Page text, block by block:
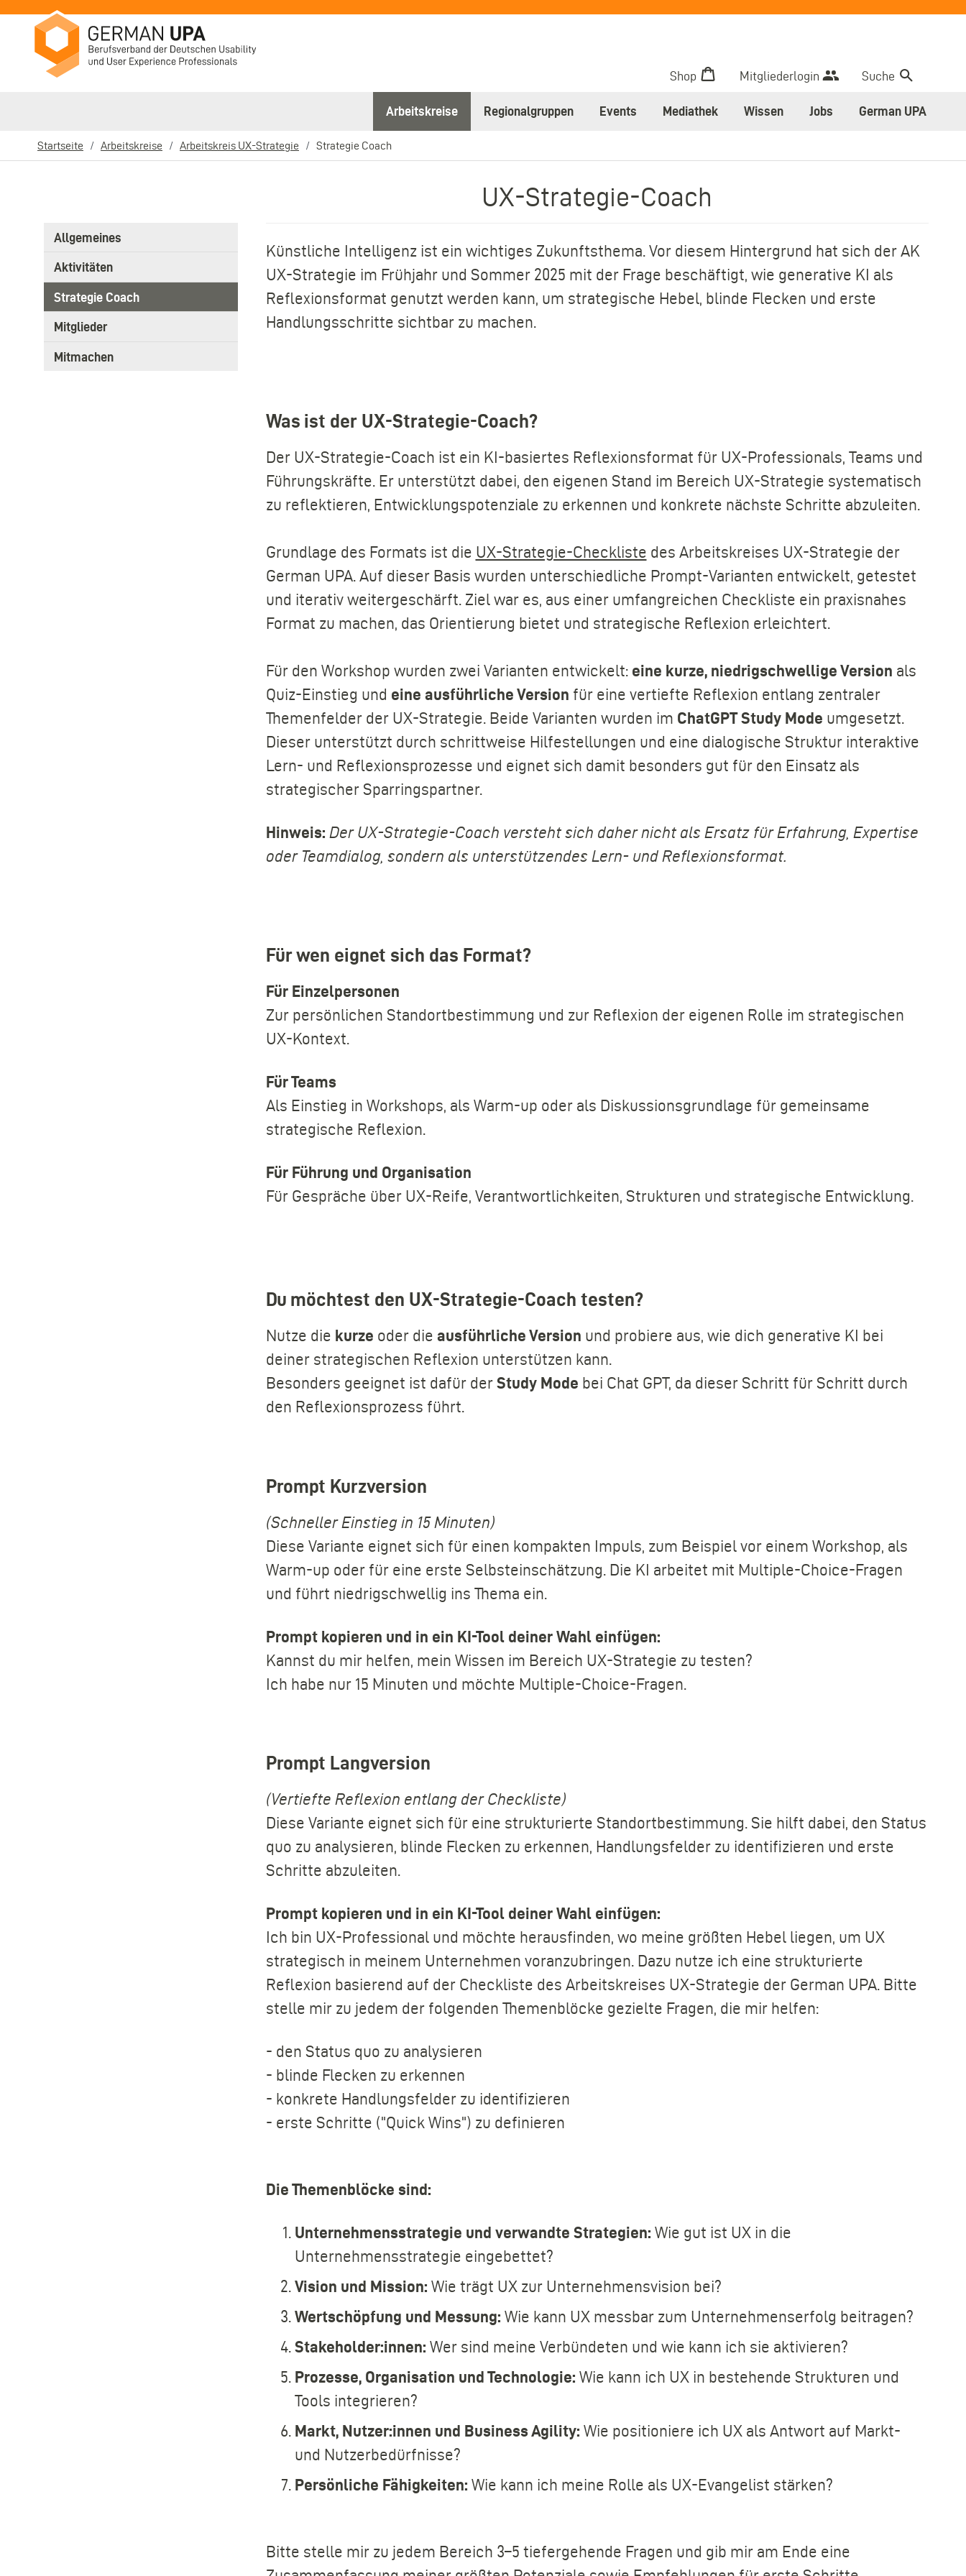
Shop Mitgliederlogin Suche
Arbeitskreise Regionalgruppen Events Mediathek Wissen Jobs German UPA
Startseite Arbeitskreise Arbeitskreis UX-Strategie Strategie Coach
Level
Main
navigation
Allgemeines
Aktivitäten
Strategie Coach
Mitglieder
Mitmachen
UX-Strategie-Coach
Künstliche Intelligenz ist ein wichtiges Zukunftsthema. Vor diesem Hintergrund hat sich der AK
UX-Strategie im Frühjahr und Sommer 2025 mit der Frage beschäftigt, wie generative KI als
Reflexionsformat genutzt werden kann, um strategische Hebel, blinde Flecken und erste
Handlungsschritte sichtbar zu machen.
Was ist der UX-Strategie-Coach?
Der UX-Strategie-Coach ist ein KI-basiertes Reflexionsformat für UX-Professionals, Teams und
Führungskräfte. Er unterstützt dabei, den eigenen Stand im Bereich UX-Strategie systematisch
zu reflektieren, Entwicklungspotenziale zu erkennen und konkrete nächste Schritte abzuleiten.
Grundlage des Formats ist die UX-Strategie-Checkliste des Arbeitskreises UX-Strategie der
German UPA. Auf dieser Basis wurden unterschiedliche Prompt-Varianten entwickelt, getestet
und iterativ weitergeschärft. Ziel war es, aus einer umfangreichen Checkliste ein praxisnahes
Format zu machen, das Orientierung bietet und strategische Reflexion erleichtert.
Für den Workshop wurden zwei Varianten entwickelt: eine kurze, niedrigschwellige Version als
Quiz-Einstieg und eine ausführliche Version für eine vertiefte Reflexion entlang zentraler
Themenfelder der UX-Strategie. Beide Varianten wurden im ChatGPT Study Mode umgesetzt.
Dieser unterstützt durch schrittweise Hilfestellungen und eine dialogische Struktur interaktive
Lern- und Reflexionsprozesse und eignet sich damit besonders gut für den Einsatz als
strategischer Sparringspartner.
Hinweis: Der UX-Strategie-Coach versteht sich daher nicht als Ersatz für Erfahrung, Expertise
oder Teamdialog, sondern als unterstützendes Lern- und Reflexionsformat.
Für wen eignet sich das Format?
Für Einzelpersonen
Zur persönlichen Standortbestimmung und zur Reflexion der eigenen Rolle im strategischen
UX-Kontext.
Für Teams
Als Einstieg in Workshops, als Warm-up oder als Diskussionsgrundlage für gemeinsame
strategische Reflexion.
Für Führung und Organisation
Für Gespräche über UX-Reife, Verantwortlichkeiten, Strukturen und strategische Entwicklung.
Du möchtest den UX-Strategie-Coach testen?
Nutze die kurze oder die ausführliche Version und probiere aus, wie dich generative KI bei
deiner strategischen Reflexion unterstützen kann.
Besonders geeignet ist dafür der Study Mode bei Chat GPT, da dieser Schritt für Schritt durch
den Reflexionsprozess führt.
Prompt Kurzversion
(Schneller Einstieg in 15 Minuten)
Diese Variante eignet sich für einen kompakten Impuls, zum Beispiel vor einem Workshop, als
Warm-up oder für eine erste Selbsteinschätzung. Die KI arbeitet mit Multiple-Choice-Fragen
und führt niedrigschwellig ins Thema ein.
Prompt kopieren und in ein KI-Tool deiner Wahl einfügen:
Kannst du mir helfen, mein Wissen im Bereich UX-Strategie zu testen?
Ich habe nur 15 Minuten und möchte Multiple-Choice-Fragen.
Prompt Langversion
(Vertiefte Reflexion entlang der Checkliste)
Diese Variante eignet sich für eine strukturierte Standortbestimmung. Sie hilft dabei, den Status
quo zu analysieren, blinde Flecken zu erkennen, Handlungsfelder zu identifizieren und erste
Schritte abzuleiten.
Prompt kopieren und in ein KI-Tool deiner Wahl einfügen:
Ich bin UX-Professional und möchte herausfinden, wo meine größten Hebel liegen, um UX
strategisch in meinem Unternehmen voranzubringen. Dazu nutze ich eine strukturierte
Reflexion basierend auf der Checkliste des Arbeitskreises UX-Strategie der German UPA. Bitte
stelle mir zu jedem der folgenden Themenblöcke gezielte Fragen, die mir helfen:
- den Status quo zu analysieren
- blinde Flecken zu erkennen
- konkrete Handlungsfelder zu identifizieren
- erste Schritte ("Quick Wins") zu definieren
Die Themenblöcke sind:
Unternehmensstrategie und verwandte Strategien: Wie gut ist UX in die
Unternehmensstrategie eingebettet?
Vision und Mission: Wie trägt UX zur Unternehmensvision bei?
Wertschöpfung und Messung: Wie kann UX messbar zum Unternehmenserfolg beitragen?
Stakeholder:innen: Wer sind meine Verbündeten und wie kann ich sie aktivieren?
Prozesse, Organisation und Technologie: Wie kann ich UX in bestehende Strukturen und
Tools integrieren?
Markt, Nutzer:innen und Business Agility: Wie positioniere ich UX als Antwort auf Markt-
und Nutzerbedürfnisse?
Persönliche Fähigkeiten: Wie kann ich meine Rolle als UX-Evangelist stärken?
Bitte stelle mir zu jedem Bereich 3–5 tiefergehende Fragen und gib mir am Ende eine